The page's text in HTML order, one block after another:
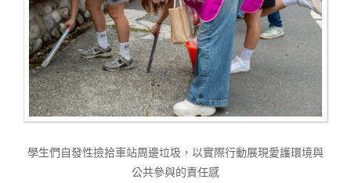
學生們自發性撿拾車站周邊垃圾，以實際行動展現愛護環境與
公共參與的責任感